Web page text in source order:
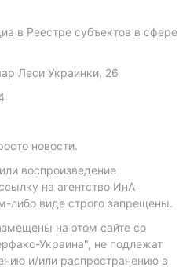
в Реестре субъектов в сфере
Леси Украинки, 26
новости.
воспроизведение
на агентство ИнА
либо виде строго запрещены.
на этом сайте со
Украина", не подлежат
и/или распространению в